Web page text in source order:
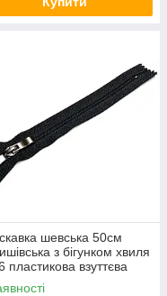
шевська 50см
з бігунком хвиля
пластикова взуттєва